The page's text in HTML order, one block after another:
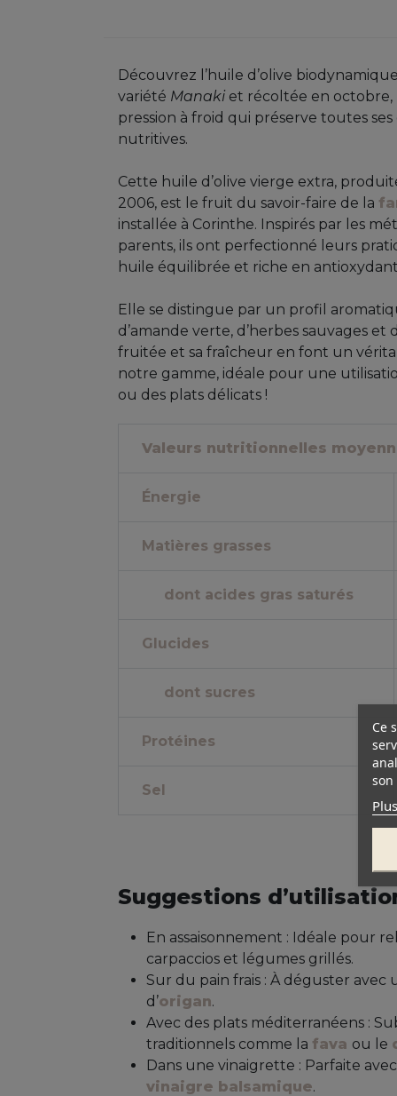
Découvrez l’huile d’olive
variété Manakiet récoltée en
pression à froid qui préserve toutes
nutritives.
Cette huile d’olive vierge extra,
2006, est le fruit du savoir-faire de la
installée à Corinthe. Inspirés par les
parents, ils ont perfectionné leurs
huile équilibrée et riche en
Elle se distingue par un profil
d’amande verte, d’herbes sauvages et
fruitée et sa fraîcheur en font un
notre gamme, idéale pour une
ou des plats délicats !
Valeurs nutritionnelles
Énergie
Matières grasses
dont acides gras saturés
Glucides
dont sucres
Protéines
Sel
Suggestions
En assaisonnement : Idéale pour
carpaccios et légumes grillés.
Sur du pain frais : À déguster avec
d’origan.
Avec des plats méditerranéens :
traditionnels comme la fava ou le
Dans une vinaigrette : Parfaite
vinaigre balsamique.
Ce
son